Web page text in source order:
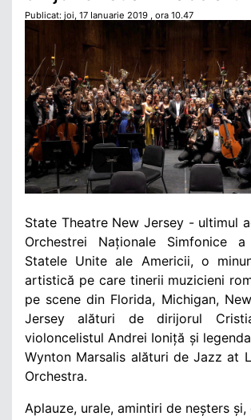
Publicat: joi, 17 Ianuarie 2019 , ora 10.47
State Theatre New Jersey - ultimul
Orchestrei Naționale Simfonice
Statele Unite ale Americii, o
artistică pe care tinerii muzicieni
pe scene din Florida, Michigan,
Jersey alături de dirijorul
violoncelistul Andrei Ioniță și
Wynton Marsalis alături de Jazz at
Orchestra.
Aplauze, urale, amintiri de neșters și,